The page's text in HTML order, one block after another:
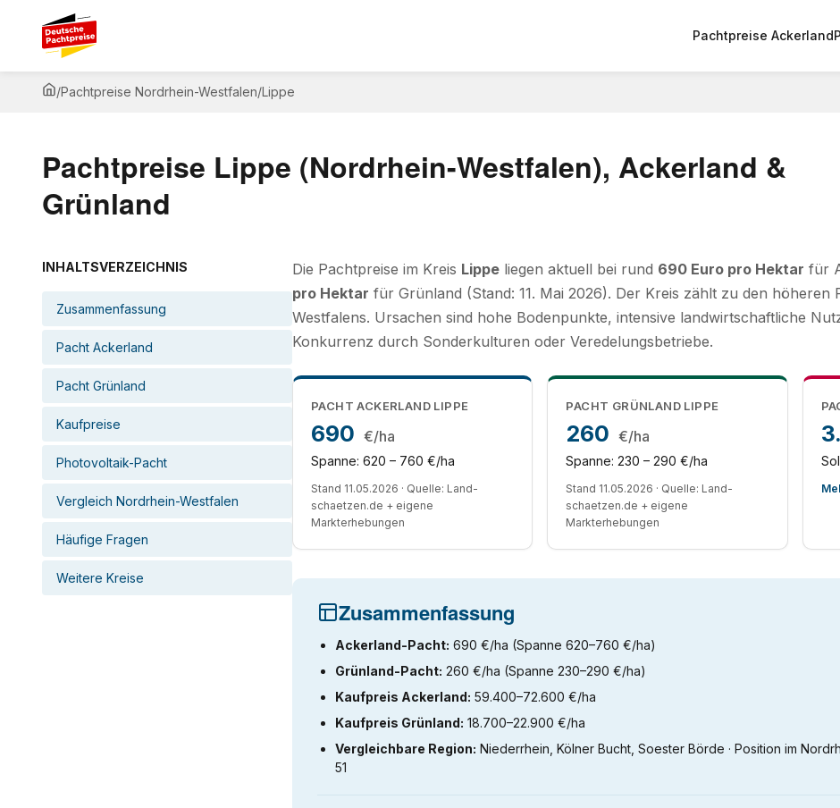
Pachtpreise Ackerland
/Pachtpreise Nordrhein-Westfalen/Lippe
Pachtpreise Lippe (Nordrhein-Westfalen), Ackerland &
Grünland
INHALTSVERZEICHNIS
Zusammenfassung
Pacht Ackerland
Pacht Grünland
Kaufpreise
Photovoltaik-Pacht
Vergleich Nordrhein-Westfalen
Häufige Fragen
Weitere Kreise
Die Pachtpreise im Kreis Lippe liegen aktuell bei rund 690 Euro pro Hektar für
pro Hektar für Grünland (Stand: 11. Mai 2026). Der Kreis zählt zu den höheren
Westfalens. Ursachen sind hohe Bodenpunkte, intensive landwirtschaftliche
Konkurrenz durch Sonderkulturen oder Veredelungsbetriebe.
PACHT ACKERLAND LIPPE
690 €/ha
Spanne: 620 – 760 €/ha
Stand 11.05.2026 · Quelle: Land-
schaetzen.de + eigene
Markterhebungen
PACHT GRÜNLAND LIPPE
260 €/ha
Spanne: 230 – 290 €/ha
Stand 11.05.2026 · Quelle: Land-
schaetzen.de + eigene
Markterhebungen
Zusammenfassung
Ackerland-Pacht: 690 €/ha (Spanne 620–760 €/ha)
Grünland-Pacht: 260 €/ha (Spanne 230–290 €/ha)
Kaufpreis Ackerland: 59.400–72.600 €/ha
Kaufpreis Grünland: 18.700–22.900 €/ha
Vergleichbare Region: Niederrhein, Kölner Bucht, Soester Börde · Position im
51